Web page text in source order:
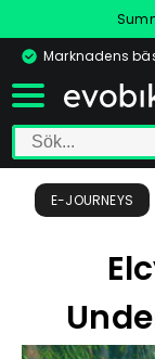
Marknadens
E-JOURNEYS